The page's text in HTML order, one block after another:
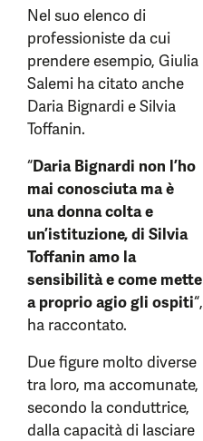
Nel suo elenco di
professioniste da cui
prendere esempio, Giulia
Salemi ha citato anche
Daria Bignardi e Silvia
Toffanin.
“Daria Bignardi non l’ho
mai conosciuta ma è
una donna colta e
un’istituzione, di Silvia
Toffanin amo la
sensibilità e come mette
a proprio agio gli ospiti“,
ha raccontato.
Due figure molto diverse
tra loro, ma accomunate,
secondo la conduttrice,
dalla capacità di lasciare